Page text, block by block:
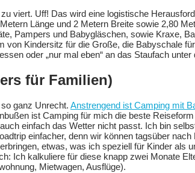
viert. Uff! Das wird eine logistische
Länge und 2 Metern Breite sowie 2,80
Pampers und Babygläschen, sowie Kraxe,
Kindersitz für die Große, die Babyschale
oder „nur mal eben“ an das Staufach
für Familien)
ganz Unrecht. Anstrengend ist Camping mit
ist Camping für mich die beste
einfach das Wetter nicht passt. Ich bin
einfacher, denn wir können tagsüber
etwas, was ich speziell für Kinder
Ich kalkuliere für diese knapp zwei Monate
Mietwagen, Ausflüge).